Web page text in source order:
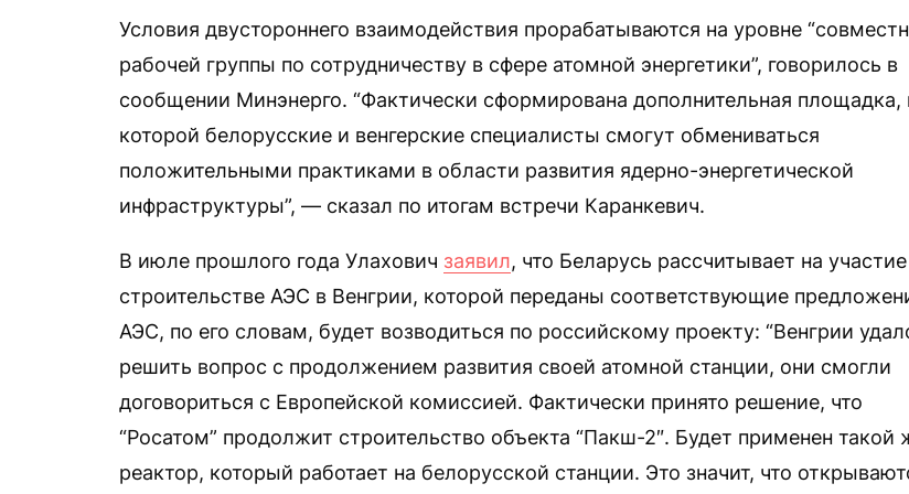
Условия двустороннего взаимодействия прорабатываются на уровне
рабочей группы по сотрудничеству в сфере атомной энергетики”, говорилось в
сообщении Минэнерго. “Фактически сформирована дополнительная площадка,
которой белорусские и венгерские специалисты смогут обмениваться
положительными практиками в области развития ядерно-энергетической
инфраструктуры”, — сказал по итогам встречи Каранкевич.
В июле прошлого года Улахович заявил, что Беларусь рассчитывает на
строительстве АЭС в Венгрии, которой переданы соответствующие
АЭС, по его словам, будет возводиться по российскому проекту: “Венгрии
решить вопрос с продолжением развития своей атомной станции, они смогли
договориться с Европейской комиссией. Фактически принято решение, что
“Росатом” продолжит строительство объекта “Пакш-2″. Будет применен такой
реактор, который работает на белорусской станции. Это значит, что